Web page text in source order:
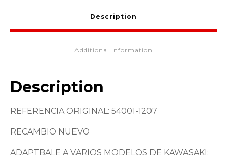
Description
Additional Information
Description
REFERENCIA ORIGINAL: 54001-1207
RECAMBIO NUEVO
ADAPTBALE A VARIOS MODELOS DE KAWASAKI: